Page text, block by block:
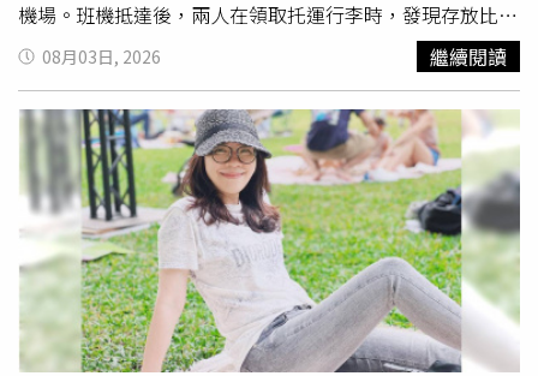
開他人的個人資訊。」她也認為，對方應只是行程匆忙，一
時疏忽未確認姓名，並非刻意拿錯，待順利取回行李後，也
會再向大家報平安。稍早，鄭怡靜也親自發文感謝網友們的
幫忙，「今天日本時間上午11點多，我已經順利拿回行李箱
了！教練也跟我說：「臺灣森（脆）友的力量真的不是蓋
的！」她也藉此提醒大家，出國領取行李時，記得多看一眼
行李箱上的姓名貼紙，「如果遇到和我一樣的情況，也要第
一時間向航空公司反映，並持續確認處理進度。人在旅途
中，肯定沒有人希望發生這樣的事情，相信對方也不是故意
拿錯的。」 在 Instagram 查看這則貼文 從 Instagram 分享
的貼文
機場。班機抵達後，兩人在領取托運行李時，發現存放比賽
器材及相關用品的行李箱不見蹤影，研判可能遭同班機乘客
誤拿。為盡快尋回行李，鄭佳奇第一時間在Threads發文表
示，誤拿行李者疑為搭乘同班機的黃先生或黃小姐，並指出
行李箱內裝有重要比賽用品，希望對方看到訊息後能盡快與
團隊聯繫，以免影響後續賽事安排。直至2日晚間10點多，
鄭佳奇更新進度稱對方的行李也尚未領回，航空公司幫忙協
助撥打對方電話也未接通，讓他們很焦急。貼文曝光後，吸
引不少網友轉發協尋，「天啊學姊的行李箱！要打橫濱冠軍
賽了，拜託誤拿的人趕快出現，演算法幫幫忙」、「我不想
往壞的想，但會不會是被某國收買，刻意為之的」、「報警
或許有用」、「橫濱冠軍賽欸，這事態是不是可以外交部介
入一下了啊，對方總不可能住宿留的個資也是亂寫？」
08月03日, 2026 繼續閱讀